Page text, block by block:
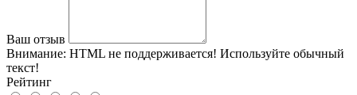
Ваш отзыв
Внимание: HTML не поддерживается! Используйте обычный
текст!
Рейтинг